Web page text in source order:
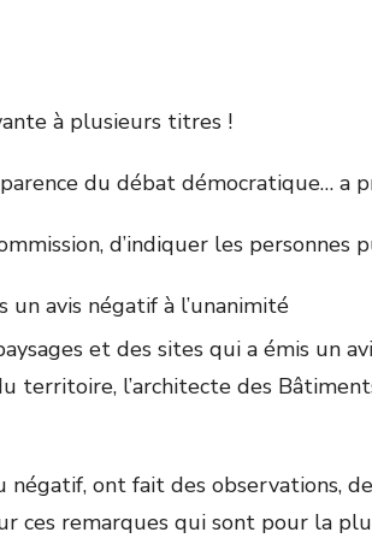
à plusieurs titres !
du débat démocratique… a
d’indiquer les personnes
un avis négatif à l’unanimité
et des sites qui a émis un
l’architecte des
ont fait des observations,
ces remarques qui sont pour la